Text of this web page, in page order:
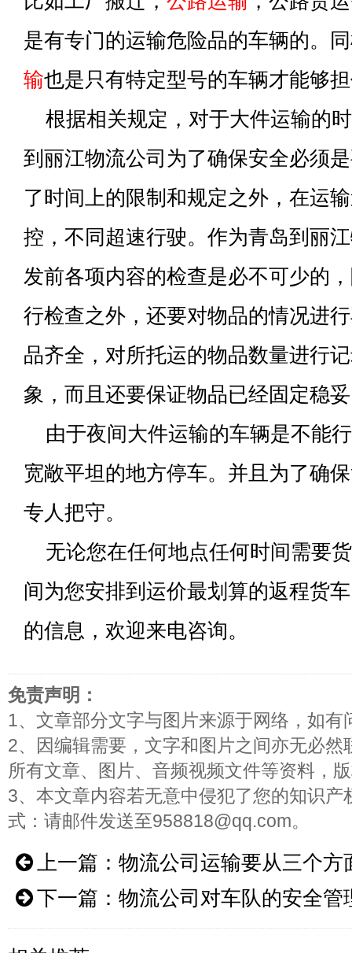
是有专门的运输危险品的车辆的。
输也是只有特定型号的车辆才能够
根据相关规定，对于大件运输的
到丽江物流公司为了确保安全必须
了时间上的限制和规定之外，在运
控，不同超速行驶。作为青岛到丽
发前各项内容的检查是必不可少的
行检查之外，还要对物品的情况进
品齐全，对所托运的物品数量进行
象，而且还要保证物品已经固定稳
由于夜间大件运输的车辆是不能
宽敞平坦的地方停车。并且为了确
专人把守。
无论您在任何地点任何时间需要
间为您安排到运价最划算的返程货
的信息，欢迎来电咨询。
免责声明：
1、文章部分文字与图片来源于网络，如有
2、因编辑需要，文字和图片之间亦无必
所有文章、图片、音频视频文件等资料，
3、本文章内容若无意中侵犯了您的知识
式：请邮件发送至958818@qq.com。
上一篇： 物流公司运输要从三个方
下一篇： 物流公司对车队的安全管